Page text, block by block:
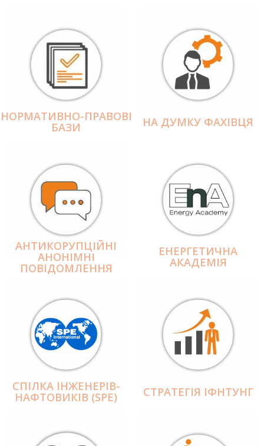
НОРМАТИВНО-ПРАВОВІ
БАЗИ НА ДУМКУ ФАХІВЦЯ
АНТИКОРУПЦІЙНІ
АНОНІМНІ
ПОВІДОМЛЕННЯ
ЕНЕРГЕТИЧНА
АКАДЕМІЯ
СПІЛКА ІНЖЕНЕРІВ-
НАФТОВИКІВ (SPE) СТРАТЕГІЯ ІФНТУНГ